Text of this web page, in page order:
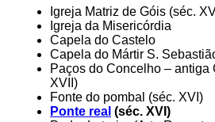
Igreja Matriz de Góis (séc.
Igreja da Misericórdia
Capela do Castelo
Capela do Mártir S.
Paços do Concelho – antiga
XVII)
Fonte do pombal (séc. XVI)
Ponte real (séc. XVI)